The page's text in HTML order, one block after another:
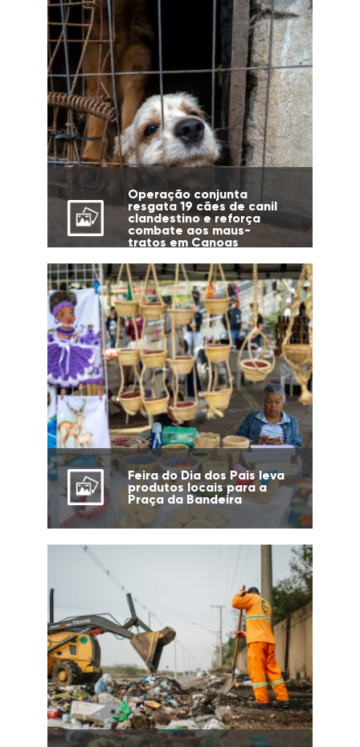
Operação conjunta
resgata 19 cães de canil
clandestino e reforça
combate aos maus-
tratos em Canoas
Feira do Dia dos Pais leva
produtos locais para a
Praça da Bandeira